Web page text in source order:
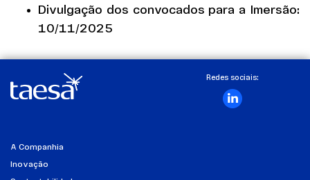
Divulgação dos convocados para a Imersão:
10/11/2025
Redes sociais:
A Companhia
Inovação